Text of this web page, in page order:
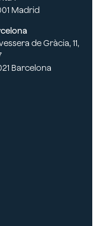
Madrid
de Gràcia, 11,
Barcelona